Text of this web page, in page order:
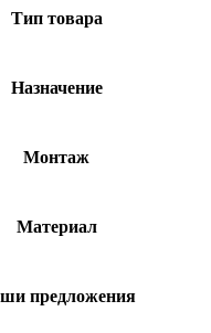
Тип товара
Назначение
Монтаж
Материал
предложения